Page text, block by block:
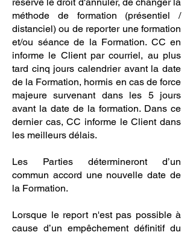
méthode de formation (présentiel /
distanciel) ou de reporter une formation
et/ou séance de la Formation. CC en
informe le Client par courriel, au plus
tard cinq jours calendrier avant la date
de la Formation, hormis en cas de force
majeure survenant dans les 5 jours
avant la date de la formation. Dans ce
dernier cas, CC informe le Client dans
les meilleurs délais.
Les Parties détermineront d’un
commun accord une nouvelle date de
la Formation.
Lorsque le report n'est pas possible à
cause d’un empêchement définitif du